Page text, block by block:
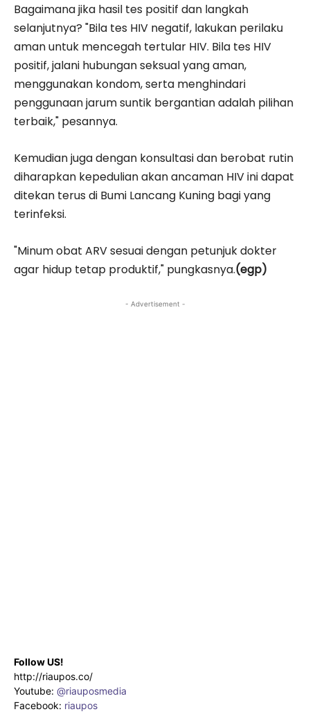
Bagaimana jika hasil tes positif dan langkah
selanjutnya? "Bila tes HIV negatif, lakukan perilaku
aman untuk mencegah tertular HIV. Bila tes HIV
positif, jalani hubungan seksual yang aman,
menggunakan kondom, serta menghindari
penggunaan jarum suntik bergantian adalah pilihan
terbaik," pesannya.
Kemudian juga dengan konsultasi dan berobat rutin
diharapkan kepedulian akan ancaman HIV ini dapat
ditekan terus di Bumi Lancang Kuning bagi yang
terinfeksi.
"Minum obat ARV sesuai dengan petunjuk dokter
agar hidup tetap produktif," pungkasnya.(egp)
- Advertisement -
Follow US!
http://riaupos.co/
Youtube: @riauposmedia
Facebook: riaupos